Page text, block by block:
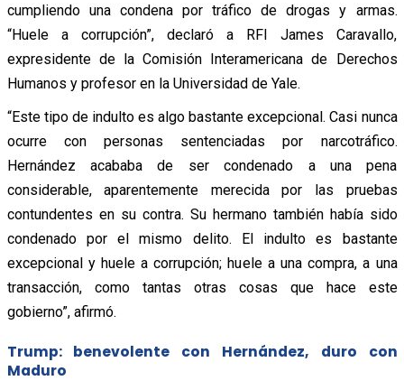
cumpliendo una condena por tráfico de drogas y armas.
“Huele a corrupción”, declaró a RFI James Caravallo,
expresidente de la Comisión Interamericana de Derechos
Humanos y profesor en la Universidad de Yale.
“Este tipo de indulto es algo bastante excepcional. Casi nunca
ocurre con personas sentenciadas por narcotráfico.
Hernández acababa de ser condenado a una pena
considerable, aparentemente merecida por las pruebas
contundentes en su contra. Su hermano también había sido
condenado por el mismo delito. El indulto es bastante
excepcional y huele a corrupción; huele a una compra, a una
transacción, como tantas otras cosas que hace este
gobierno”, afirmó.
Trump: benevolente con Hernández, duro con
Maduro